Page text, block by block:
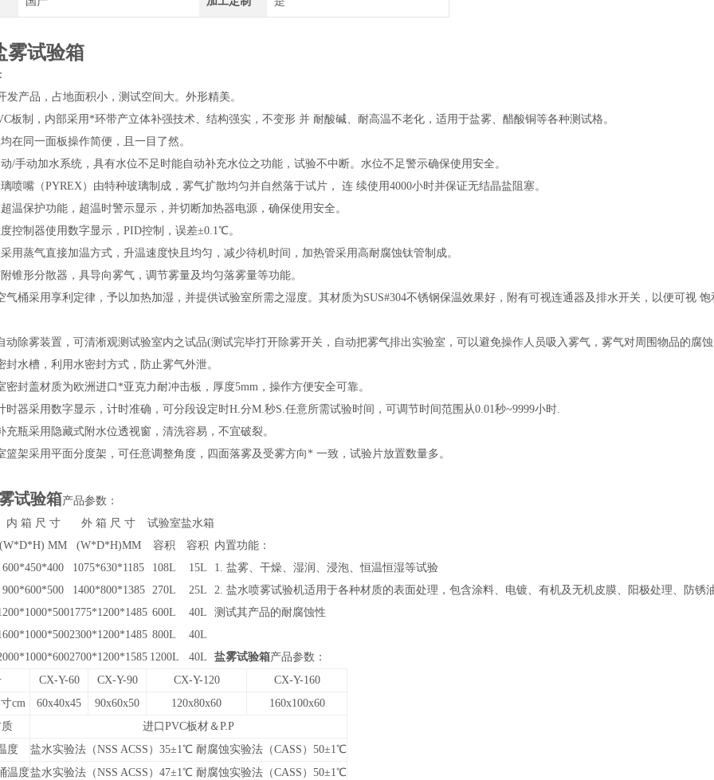
雾试验箱
发产品，占地面积小，测试空间大。外形精美。
板制，内部采用*环带产立体补强技术、结构强实，不变形 并 耐酸碱、耐高温不老化，适用于盐雾、醋酸铜等各种测试格。
在同一面板操作简便，且一目了然。
/手动加水系统，具有水位不足时能自动补充水位之功能，试验不中断。水位不足警示确保使用安全。
喷嘴（PYREX）由特种玻璃制成，雾气扩散均匀并自然落于试片， 连 续使用4000小时并保证无结晶盐阻塞。
温保护功能，超温时警示显示，并切断加热器电源，确保使用安全。
控制器使用数字显示，PID控制，误差±0.1℃。
用蒸气直接加温方式，升温速度快且均匀，减少待机时间，加热管采用高耐腐蚀钛管制成。
锥形分散器，具导向雾气，调节雾量及均匀落雾量等功能。
气桶采用享利定律，予以加热加湿，并提供试验室所需之湿度。其材质为SUS#304不锈钢保温效果好 ，附有可视连通器及排水开关，以便可视
动除雾装置，可清淅观测试验室内之试品(测试完毕打开除雾开关，自动把雾气排出实验室，可以避免操作人员吸入雾气，雾气对周围物品的腐
封水槽，利用水密封方式，防止雾气外泄。
密封盖材质为欧洲进口*亚克力耐冲击板，厚度5mm，操作方便安全可靠。
时器采用数字显示，计时准确，可分段设定时H.分M.秒S.任意所需试验时间，可调节时间范围从0.01秒~9999小时.
充瓶采用隐藏式附水位透视窗，清洗容易，不宜破裂。
篮架采用平面分度架，可任意调整角度，四面落雾及受雾方向* 一致，试验片放置数量多。
试验箱产品参数 ：
内 箱 尺 寸
外 箱 尺 寸 试验室盐水箱
(W*D*H) MM
(W*D*H)MM 容积
容积
600*450*400
1075*630*1185 108L
15L
900*600*500
1400*800*1385 270L
25L
1775*1200*1485 600L
40L
2300*1200*1485 800L
40L
2700*1200*1585 1200L 40L
内置功能：
1. 盐雾、干燥、湿润、浸泡、恒温恒湿等试验
2. 盐水喷雾试验机适用于各种材质的表面处理，包含涂料、电镀、有机及无机皮膜、阳极处理、防锈
测试其产品的耐腐蚀性
盐雾试验箱产品参数：
CX-Y-60 CX-Y-90 CX-Y-120
CX-Y-160
cm
60x40x45 90x60x50 120x80x60
160x100x60
进口PVC板材＆P.P
度
盐水实验法（NSS ACSS）35±1℃ 耐腐蚀实验法（CASS）50±1℃
温度盐水实验法（NSS ACSS）47±1℃ 耐腐蚀实验法（CASS）50±1℃